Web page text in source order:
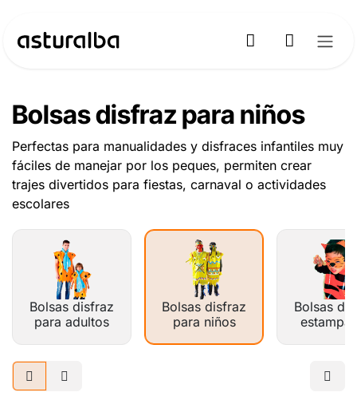
Bolsas disfraz para niños
Perfectas para manualidades y disfraces infantiles muy
fáciles de manejar por los peques, permiten crear
trajes divertidos para fiestas, carnaval o actividades
escolares
Bolsas disfraz
para adultos
Bolsas disfraz
para niños
Bolsas